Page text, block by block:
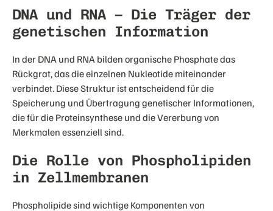
DNA und RNA – Die Träger der
genetischen Information
In der DNA und RNA bilden organische Phosphate das
Rückgrat, das die einzelnen Nukleotide miteinander
verbindet. Diese Struktur ist entscheidend für die
Speicherung und Übertragung genetischer Informationen,
die für die Proteinsynthese und die Vererbung von
Merkmalen essenziell sind.
Die Rolle von Phospholipiden
in Zellmembranen
Phospholipide sind wichtige Komponenten von